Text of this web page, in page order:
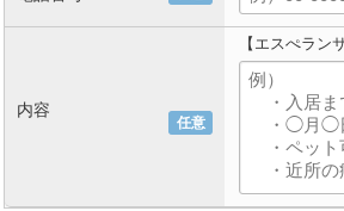
任意
内容
【エスぺラン